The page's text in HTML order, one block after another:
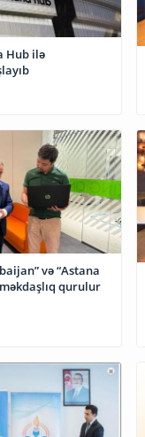
Hub ilə
və “Astana
qurulur